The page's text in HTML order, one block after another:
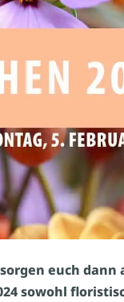
euch dann
sowohl